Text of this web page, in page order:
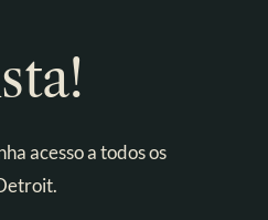
acesso a todos os